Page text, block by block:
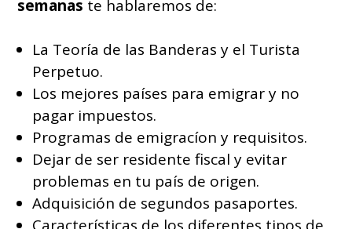
semanas te hablaremos de:
La Teoría de las Banderas y el Turista
Perpetuo.
Los mejores países para emigrar y no
pagar impuestos.
Programas de emigracíon y requisitos.
Dejar de ser residente fiscal y evitar
problemas en tu país de origen.
Adquisición de segundos pasaportes.